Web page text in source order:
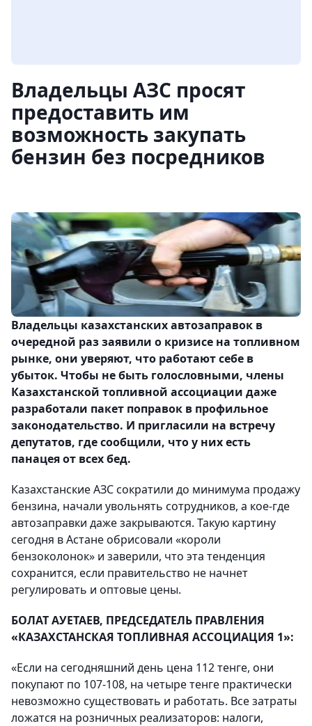
Владельцы АЗС просят
предоставить им
возможность закупать
бензин без посредников
Владельцы казахстанских автозаправок в
очередной раз заявили о кризисе на топливном
рынке, они уверяют, что работают себе в
убыток. Чтобы не быть голословными, члены
Казахстанской топливной ассоциации даже
разработали пакет поправок в профильное
законодательство. И пригласили на встречу
депутатов, где сообщили, что у них есть
панацея от всех бед.
Казахстанские АЗС сократили до минимума продажу
бензина, начали увольнять сотрудников, а кое-где
автозаправки даже закрываются. Такую картину
сегодня в Астане обрисовали «короли
бензоколонок» и заверили, что эта тенденция
сохранится, если правительство не начнет
регулировать и оптовые цены.
БОЛАТ АУЕТАЕВ, ПРЕДСЕДАТЕЛЬ ПРАВЛЕНИЯ
«КАЗАХСТАНСКАЯ ТОПЛИВНАЯ АССОЦИАЦИЯ 1»:
«Если на сегодняшний день цена 112 тенге, они
покупают по 107-108, на четыре тенге практически
невозможно существовать и работать. Все затраты
ложатся на розничных реализаторов: налоги,